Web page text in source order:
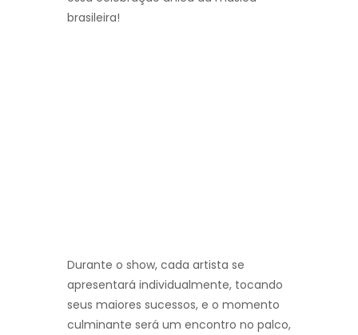
brasileira!
Durante o show, cada artista se
apresentará individualmente, tocando
seus maiores sucessos, e o momento
culminante será um encontro no palco,